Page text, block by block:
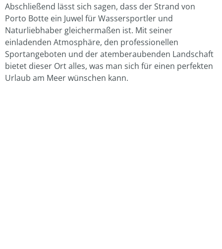
Abschließend lässt sich sagen, dass der Strand von
Porto Botte ein Juwel für Wassersportler und
Naturliebhaber gleichermaßen ist. Mit seiner
einladenden Atmosphäre, den professionellen
Sportangeboten und der atemberaubenden Landschaft
bietet dieser Ort alles, was man sich für einen perfekten
Urlaub am Meer wünschen kann.